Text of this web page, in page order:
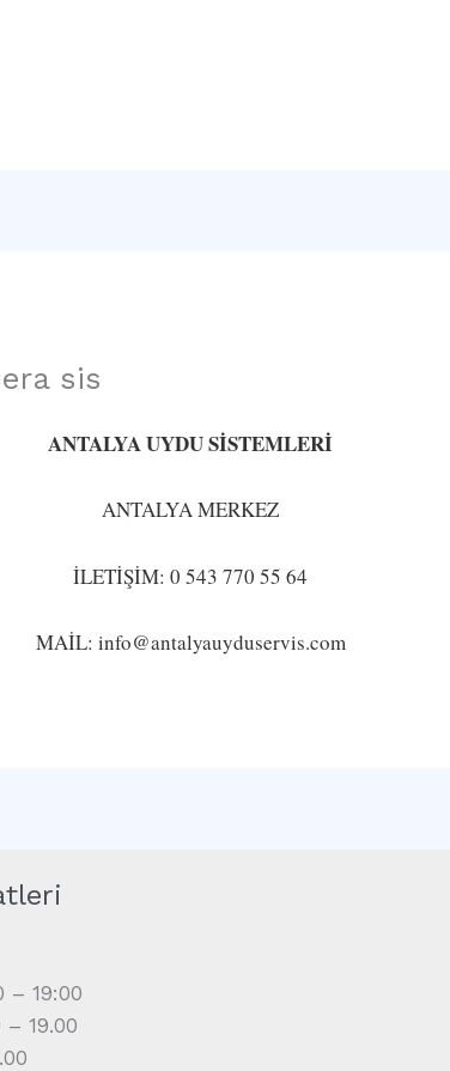
sis
ANTALYA UYDU SİSTEMLERİ
ANTALYA MERKEZ
İLETİŞİM: 0 543 770 55 64
MAİL: info@antalyauyduservis.com
– 19:00
– 19.00